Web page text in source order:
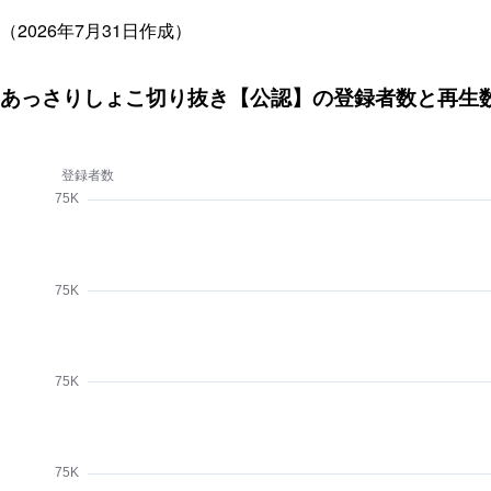
（2026年7月31日作成）
あっさりしょこ切り抜き【公認】の登録者数と再生